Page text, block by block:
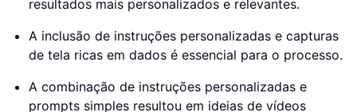
resultados mais personalizados e relevantes.
A inclusão de instruções personalizadas e capturas
de tela ricas em dados é essencial para o processo.
A combinação de instruções personalizadas e
prompts simples resultou em ideias de vídeos